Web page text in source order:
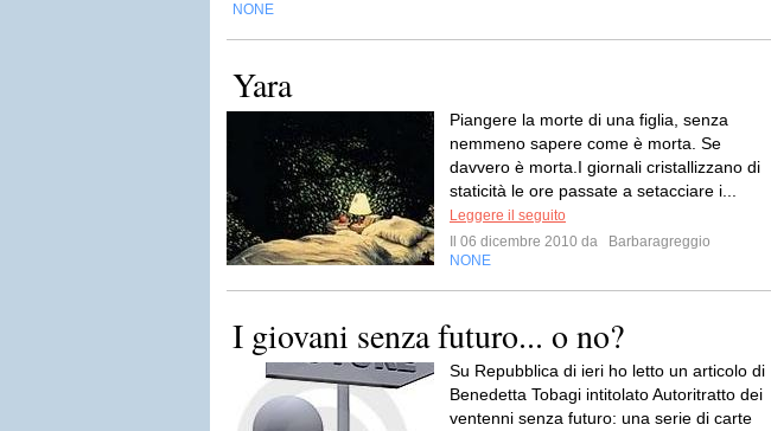
NONE
Yara
Piangere la morte di una figlia, senza
nemmeno sapere come è morta. Se
davvero è morta.I giornali cristallizzano di
staticità le ore passate a setacciare i...
Leggere il seguito
Il 06 dicembre 2010 da
Barbaragreggio
NONE
I giovani senza futuro... o no?
Su Repubblica di ieri ho letto un articolo di
Benedetta Tobagi intitolato Autoritratto dei
ventenni senza futuro: una serie di carte